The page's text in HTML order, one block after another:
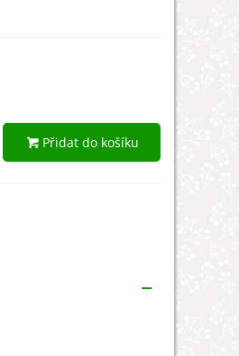
Přidat do košíku